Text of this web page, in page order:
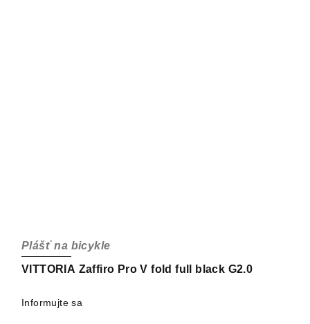
VITTORIA Zaffiro Pro V fold full black G2.0
Plášť na bicykle
Informujte sa